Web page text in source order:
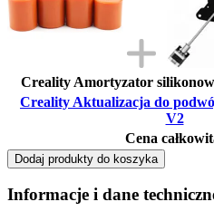
Creality Amortyzator
Creality Aktualizacja do
V2
Cena
Dodaj produkty do koszyka
Informacje i dane